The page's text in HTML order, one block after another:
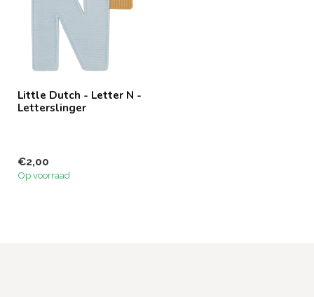
Little Dutch - Letter N -
Letterslinger
€2,00
Op voorraad